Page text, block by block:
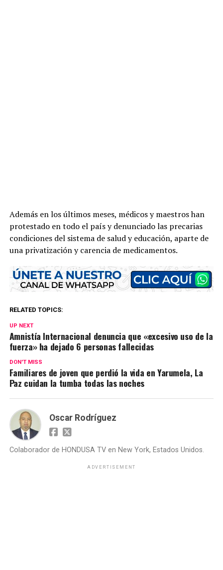
Además en los últimos meses, médicos y maestros han
protestado en todo el país y denunciado las precarias
condiciones del sistema de salud y educación, aparte de
una privatización y carencia de medicamentos.
RELATED TOPICS:
UP NEXT
Amnistía Internacional denuncia que «excesivo uso de la
fuerza» ha dejado 6 personas fallecidas
DON'T MISS
Familiares de joven que perdió la vida en Yarumela, La
Paz cuidan la tumba todas las noches
Oscar Rodríguez
Colaborador de HONDUSA TV en New York, Estados Unidos.
ADVERTISEMENT